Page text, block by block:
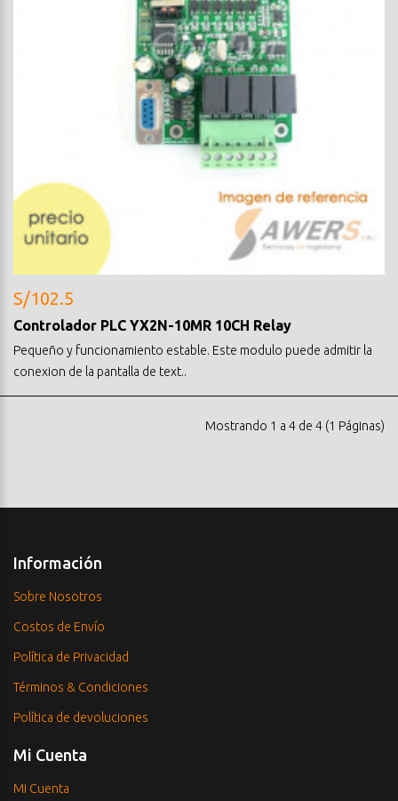
S/102.5
Controlador PLC YX2N-10MR 10CH Relay
Pequeño y funcionamiento estable. Este modulo puede admitir la
conexion de la pantalla de text..
Mostrando 1 a 4 de 4 (1 Páginas)
Información
Sobre Nosotros
Costos de Envío
Política de Privacidad
Términos & Condiciones
Política de devoluciones
Mi Cuenta
Mi Cuenta